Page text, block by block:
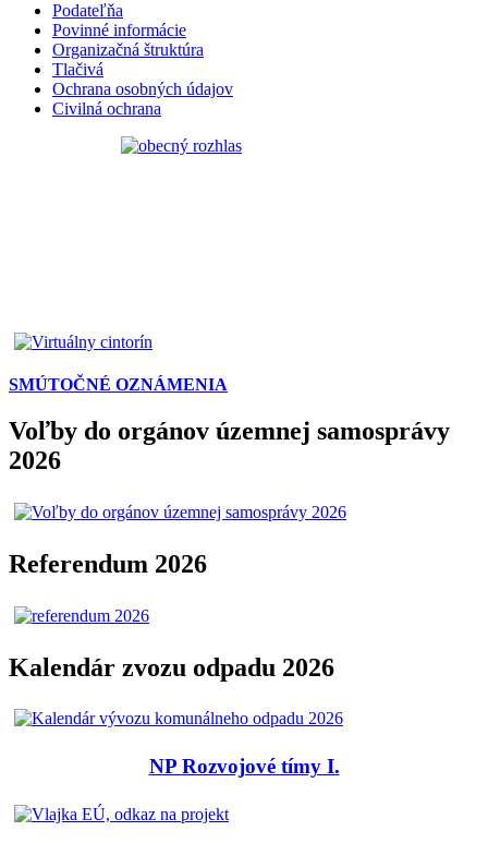
Podateľňa
Povinné informácie
Organizačná štruktúra
Tlačivá
Ochrana osobných údajov
Civilná ochrana
SMÚTOČNÉ OZNÁMENIA
Voľby do orgánov územnej samosprávy
2026
Referendum 2026
Kalendár zvozu odpadu 2026
NP Rozvojové tímy I.